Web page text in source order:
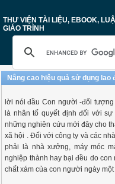
THƯ VIỆN TÀI LIỆU, EBOOK,
GIÁO TRÌNH
Nâng cao hiệu quả sử dụng lao
lời nói đầu Con người -đối
là nhân tố quyết định đối với
những nghiên cứu mới đây cho
xã hội . Đối với công ty và các
phải là nhà xưởng, máy móc
nghiệp thành hay bại đều do
chất xám của con người ngày